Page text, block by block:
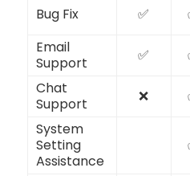
Bug Fix ✅
Email
Support
✅
Chat
Support
❌
System
Setting
Assistance